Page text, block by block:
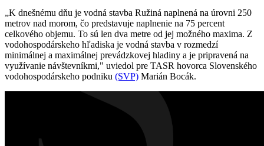
„K dnešnému dňu je vodná stavba Ružiná naplnená na úrovni 250
metrov nad morom, čo predstavuje naplnenie na 75 percent
celkového objemu. To sú len dva metre od jej možného maxima. Z
vodohospodárskeho hľadiska je vodná stavba v rozmedzí
minimálnej a maximálnej prevádzkovej hladiny a je pripravená na
využívanie návštevníkmi," uviedol pre TASR hovorca Slovenského
vodohospodárskeho podniku (SVP) Marián Bocák.